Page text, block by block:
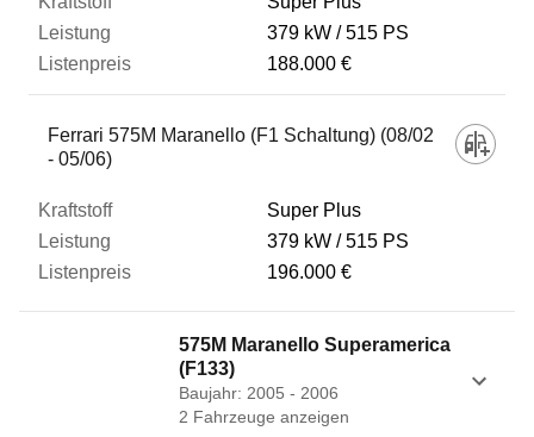
Kraftstoff
Leistung
Listenpreis
Zum Vergleich hinzufügen
379 kW
515 PS
188.000 €
Ferrari 575M Maranello (F1 Schaltung) (08/02
- 05/06)
Super Plus
379 kW
515 PS
196.000 €
575M Maranello Superamerica
(F133)
Baujahr: 2005 - 2006
2 Fahrzeuge anzeigen